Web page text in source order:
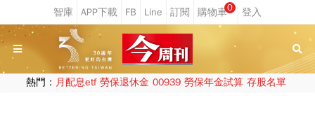
0
熱門： 月配息etf 勞保退休金 00939 勞保年金試算 存股名單